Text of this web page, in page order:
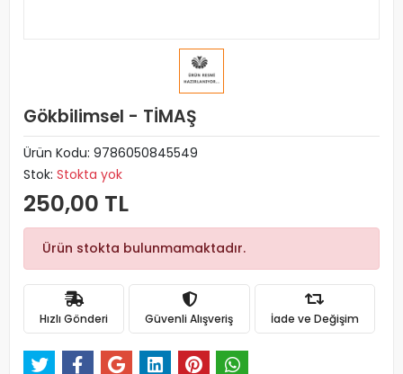
Gökbilimsel - TİMAŞ
Ürün Kodu: 9786050845549
Stok: Stokta yok
250,00 TL
Ürün stokta bulunmamaktadır.
Hızlı Gönderi Güvenli Alışveriş İade ve Değişim